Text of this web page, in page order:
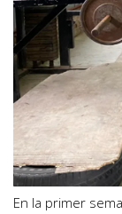
En la primer